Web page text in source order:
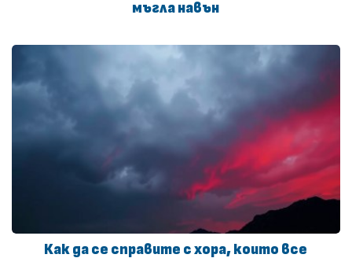
мъгла навън
Как да се справите с хора, които все